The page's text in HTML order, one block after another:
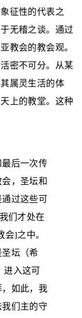
征性的代表之
无稽之谈。通过
教会的教会观。
密不可分。从某
属灵生活的体
上的教堂。这种
后一次传
，圣坛和
过这些可
们才处在
]之中。
坛（希
入这可
如此，我
们主的守